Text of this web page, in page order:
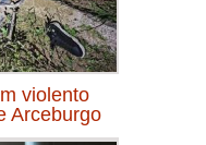
violento
Arceburgo